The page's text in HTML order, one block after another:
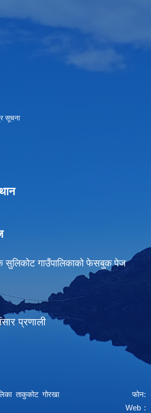
सूचना
सुलिकोट गाउँपालिकाको फेसबुक पेज
प्रणाली
गाउपालिका ताकुकोट गोरखा फोन:
Web :